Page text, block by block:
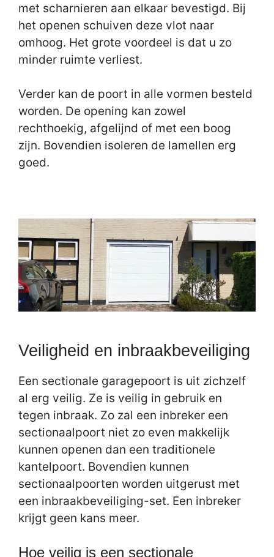
met scharnieren aan elkaar bevestigd. Bij
het openen schuiven deze vlot naar
omhoog. Het grote voordeel is dat u zo
minder ruimte verliest.
Verder kan de poort in alle vormen besteld
worden. De opening kan zowel
rechthoekig, afgelijnd of met een boog
zijn. Bovendien isoleren de lamellen erg
goed.
Veiligheid en inbraakbeveiliging
Een sectionale garagepoort is uit zichzelf
al erg veilig. Ze is veilig in gebruik en
tegen inbraak. Zo zal een inbreker een
sectionaalpoort niet zo even makkelijk
kunnen openen dan een traditionele
kantelpoort. Bovendien kunnen
sectionaalpoorten worden uitgerust met
een inbraakbeveiliging-set. Een inbreker
krijgt geen kans meer.
Hoe veilig is een sectionale